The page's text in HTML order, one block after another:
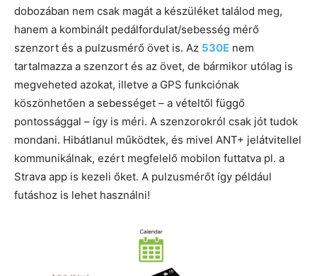
dobozában nem csak magát a készüléket találod meg,
hanem a kombinált pedálfordulat/sebesség mérő
szenzort és a pulzusmérő övet is. Az 530E nem
tartalmazza a szenzort és az övet, de bármikor utólag is
megveheted azokat, illetve a GPS funkciónak
köszönhetően a sebességet – a vételtől függő
pontossággal – így is méri. A szenzorokról csak jót tudok
mondani. Hibátlanul működtek, és mivel ANT+ jelátvitellel
kommunikálnak, ezért megfelelő mobilon futtatva pl. a
Strava app is kezeli őket. A pulzusmérőt így például
futáshoz is lehet használni!